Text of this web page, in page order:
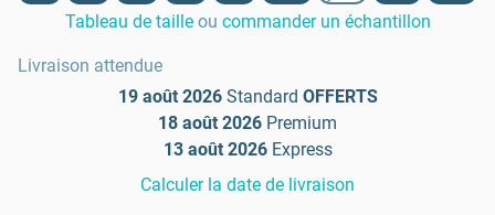
Tableau de taille ou commander un échantillon
Livraison attendue
19 août 2026 Standard OFFERTS
18 août 2026 Premium
13 août 2026 Express
Calculer la date de livraison